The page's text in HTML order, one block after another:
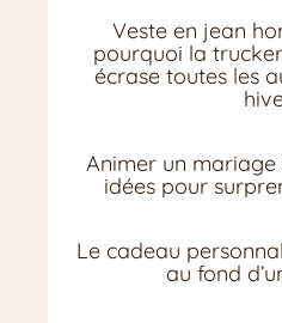
Veste en jean
pourquoi la
écrase toutes les
Animer un mariage
idées pour
Le cadeau
au fond